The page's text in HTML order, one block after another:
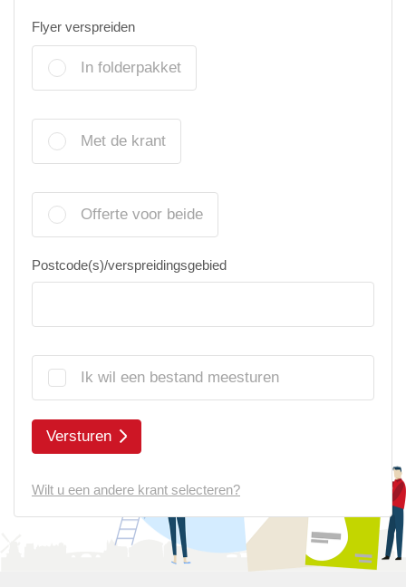
Flyer verspreiden
In folderpakket
Met de krant
Offerte voor beide
Postcode(s)/verspreidingsgebied
Ik wil een bestand meesturen
Versturen
Wilt u een andere krant selecteren?